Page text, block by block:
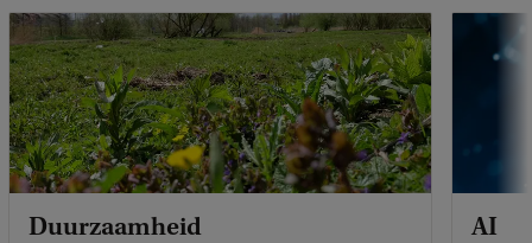
v
A
Duurzaamheid AI